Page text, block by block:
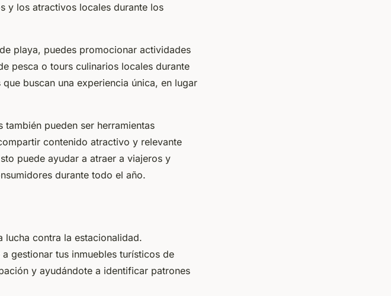
y los atractivos locales durante los
playa, puedes promocionar actividades
pesca o tours culinarios locales durante
buscan una experiencia única, en lugar
pueden ser herramientas
contenido atractivo y relevante
puede ayudar a atraer a viajeros y
durante todo el año.
lucha contra la estacionalidad.
gestionar tus inmuebles turísticos de
y ayudándote a identificar patrones